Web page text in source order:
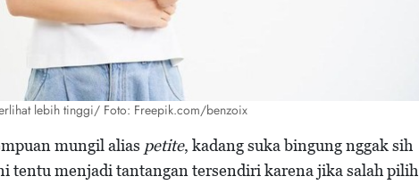
lebih tinggi/ Foto: Freepik.com/benzoix
mungil alias petite, kadang suka bingung nggak sih
tentu menjadi tantangan tersendiri karena jika salah pilih